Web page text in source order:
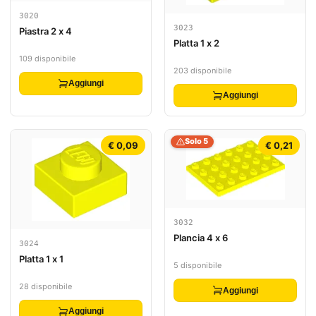
3020
Piastra 2 x 4
109 disponibile
Aggiungi
3023
Platta 1 x 2
203 disponibile
Aggiungi
€ 0,09
3024
Platta 1 x 1
28 disponibile
Aggiungi
€ 0,21
Solo 5
3032
Plancia 4 x 6
5 disponibile
Aggiungi